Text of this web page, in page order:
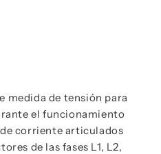
medida de tensión para
el funcionamiento
corriente articulados
de las fases L1, L2,